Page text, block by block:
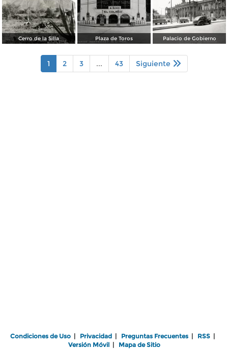
Cerro de la Silla Plaza de Toros Palacio de Gobierno
1 2 3 ... 43 Siguiente
Condiciones de Uso | Privacidad | Preguntas Frecuentes | RSS |
Versión Móvil| Mapa de Sitio